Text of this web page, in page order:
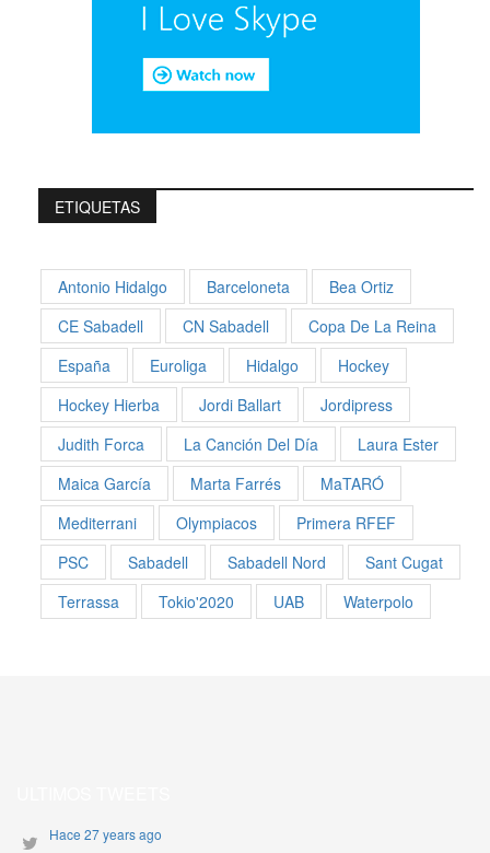
ETIQUETAS
Antonio Hidalgo Barceloneta
Bea Ortiz
CE Sabadell
CN Sabadell
Copa De La Reina
España
Euroliga Hidalgo
Hockey
Hockey Hierba
Jordi Ballart
Jordipress
Judith Forca
La Canción Del Día
Laura Ester
Maica García
Marta Farrés
MaTARÓ
Mediterrani
Olympiacos
Primera RFEF
PSC
Sabadell Sabadell Nord
Sant Cugat
Terrassa
Tokio'2020 UAB Waterpolo
Hace 27 years ago